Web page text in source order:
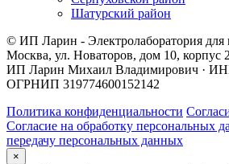
Шатурский район
© ИП Ларин - Электролаборатория для
Москва, ул. Новаторов, дом 10, корпус
ИП Ларин Михаил Владимирович ·
ОГРНИП 319774600152142
Политика конфиденциальности
Согласие на обработку персональных
передачу персональных данных
×